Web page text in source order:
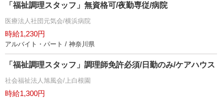
「福祉調理スタッフ」無資格可/夜勤専従/病院
医療法人社団元気会/横浜病院
時給1,230円
アルバイト・パート / 神奈川県
「福祉調理スタッフ」調理師免許必須/日勤のみ/ケアハウス
社会福祉法人旭風会/上白根園
時給1,300円